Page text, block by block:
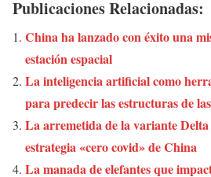
Publicaciones Relacionadas:
China ha lanzado con éxito una
estación espacial
La inteligencia artificial como
para predecir las estructuras de
La arremetida de la variante
estrategia «cero covid» de China
La manada de elefantes que